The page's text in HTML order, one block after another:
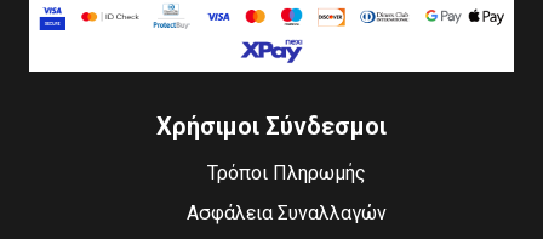
Χρήσιμοι Σύνδεσμοι
Τρόποι Πληρωμής
Ασφάλεια Συναλλαγών